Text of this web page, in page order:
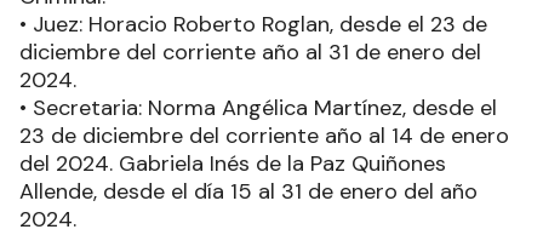
• Juez: Horacio Roberto Roglan, desde el 23 de
diciembre del corriente año al 31 de enero del
2024.
• Secretaria: Norma Angélica Martínez, desde el
23 de diciembre del corriente año al 14 de enero
del 2024. Gabriela Inés de la Paz Quiñones
Allende, desde el día 15 al 31 de enero del año
2024.